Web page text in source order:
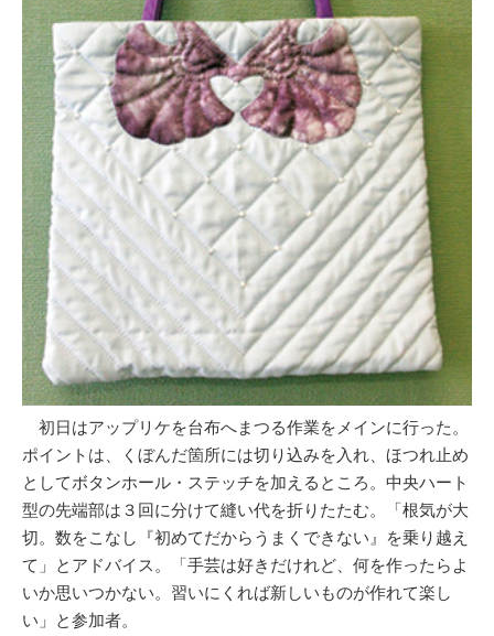
初日はアップリケを台布へまつる作業をメインに行った。
ポイントは、くぼんだ箇所には切り込みを入れ、ほつれ止め
としてボタンホール・ステッチを加えるところ。中央ハート
型の先端部は３回に分けて縫い代を折りたたむ。「根気が大
切。数をこなし『初めてだからうまくできない』を乗り越え
て」とアドバイス。「手芸は好きだけれど、何を作ったらよ
いか思いつかない。習いにくれば新しいものが作れて楽し
い」と参加者。